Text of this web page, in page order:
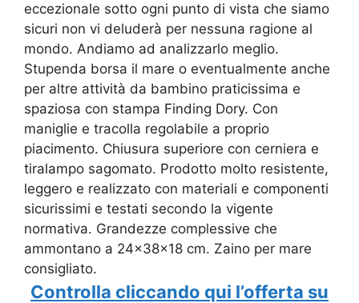
eccezionale sotto ogni punto di vista che siamo
sicuri non vi deluderà per nessuna ragione al
mondo. Andiamo ad analizzarlo meglio.
Stupenda borsa il mare o eventualmente anche
per altre attività da bambino praticissima e
spaziosa con stampa Finding Dory. Con
maniglie e tracolla regolabile a proprio
piacimento. Chiusura superiore con cerniera e
tiralampo sagomato. Prodotto molto resistente,
leggero e realizzato con materiali e componenti
sicurissimi e testati secondo la vigente
normativa. Grandezze complessive che
ammontano a 24x38x18 cm. Zaino per mare
consigliato.
Controlla cliccando qui l’offerta su